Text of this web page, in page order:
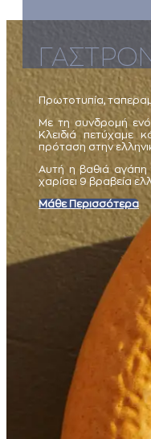
Πρωτοτυπία,
Με τη συνδρομή
Κλειδιά πετύχαμε
πρόταση στην
Αυτή η βαθιά αγάπη
χαρίσει 9 βραβεία
Μάθε Περισσότερα